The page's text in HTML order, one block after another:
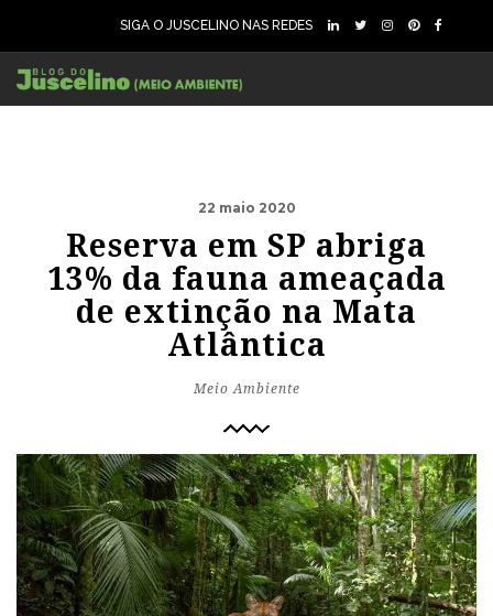
SIGA O JUSCELINO NAS REDES
22 maio 2020
Reserva em SP abriga
13% da fauna ameaçada
de extinção na Mata
Atlântica
Meio Ambiente